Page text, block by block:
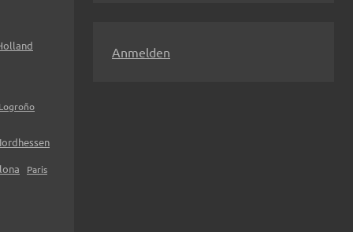
Logroño
Paris
a
Anmelden